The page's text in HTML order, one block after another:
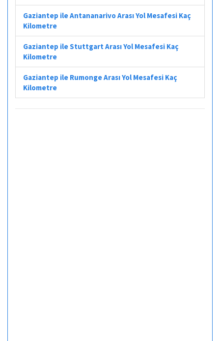
Gaziantep ile Antananarivo Arası Yol Mesafesi Kaç
Kilometre
Gaziantep ile Stuttgart Arası Yol Mesafesi Kaç
Kilometre
Gaziantep ile Rumonge Arası Yol Mesafesi Kaç
Kilometre